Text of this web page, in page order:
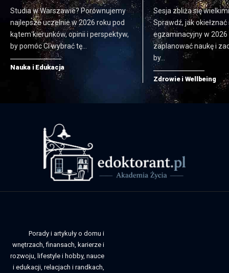
Studia w Warszawie? Porównujemy
najlepsze uczelnie w 2026 roku pod
kątem kierunków, opinii i perspektyw,
by pomóc Ci wybrać tę…
Nauka i Edukacja
Sesja zbliża się
Sprawdź, jak
egzaminacyjny w 2026
zaplanować naukę i
by…
Zdrowie i Wellbeing
Porady i artykuły o domu i
wnętrzach, finansach, karierze i
rozwoju, lifestyle i hobby, nauce
i edukacji, relacjach i randkach,